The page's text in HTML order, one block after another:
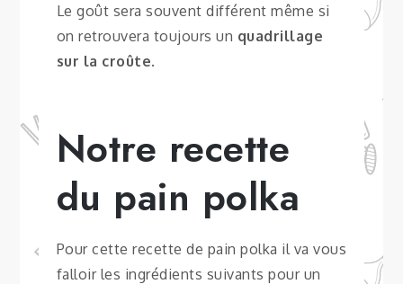
Le goût sera souvent différent même si
on retrouvera toujours un quadrillage
sur la croûte.
Notre recette
du pain polka
Pour cette recette de pain polka il va vous
falloir les ingrédients suivants pour un